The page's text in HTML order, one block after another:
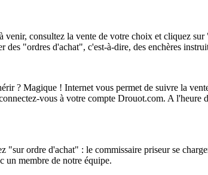
consultez la vente de votre choix et cliquez
"ordres d'achat", c'est-à-dire, des enchères
? Magique ! Internet vous permet de suivre la
vous à votre compte Drouot.com. A
"sur ordre d'achat" : le commissaire priseur se
un membre de notre équipe.